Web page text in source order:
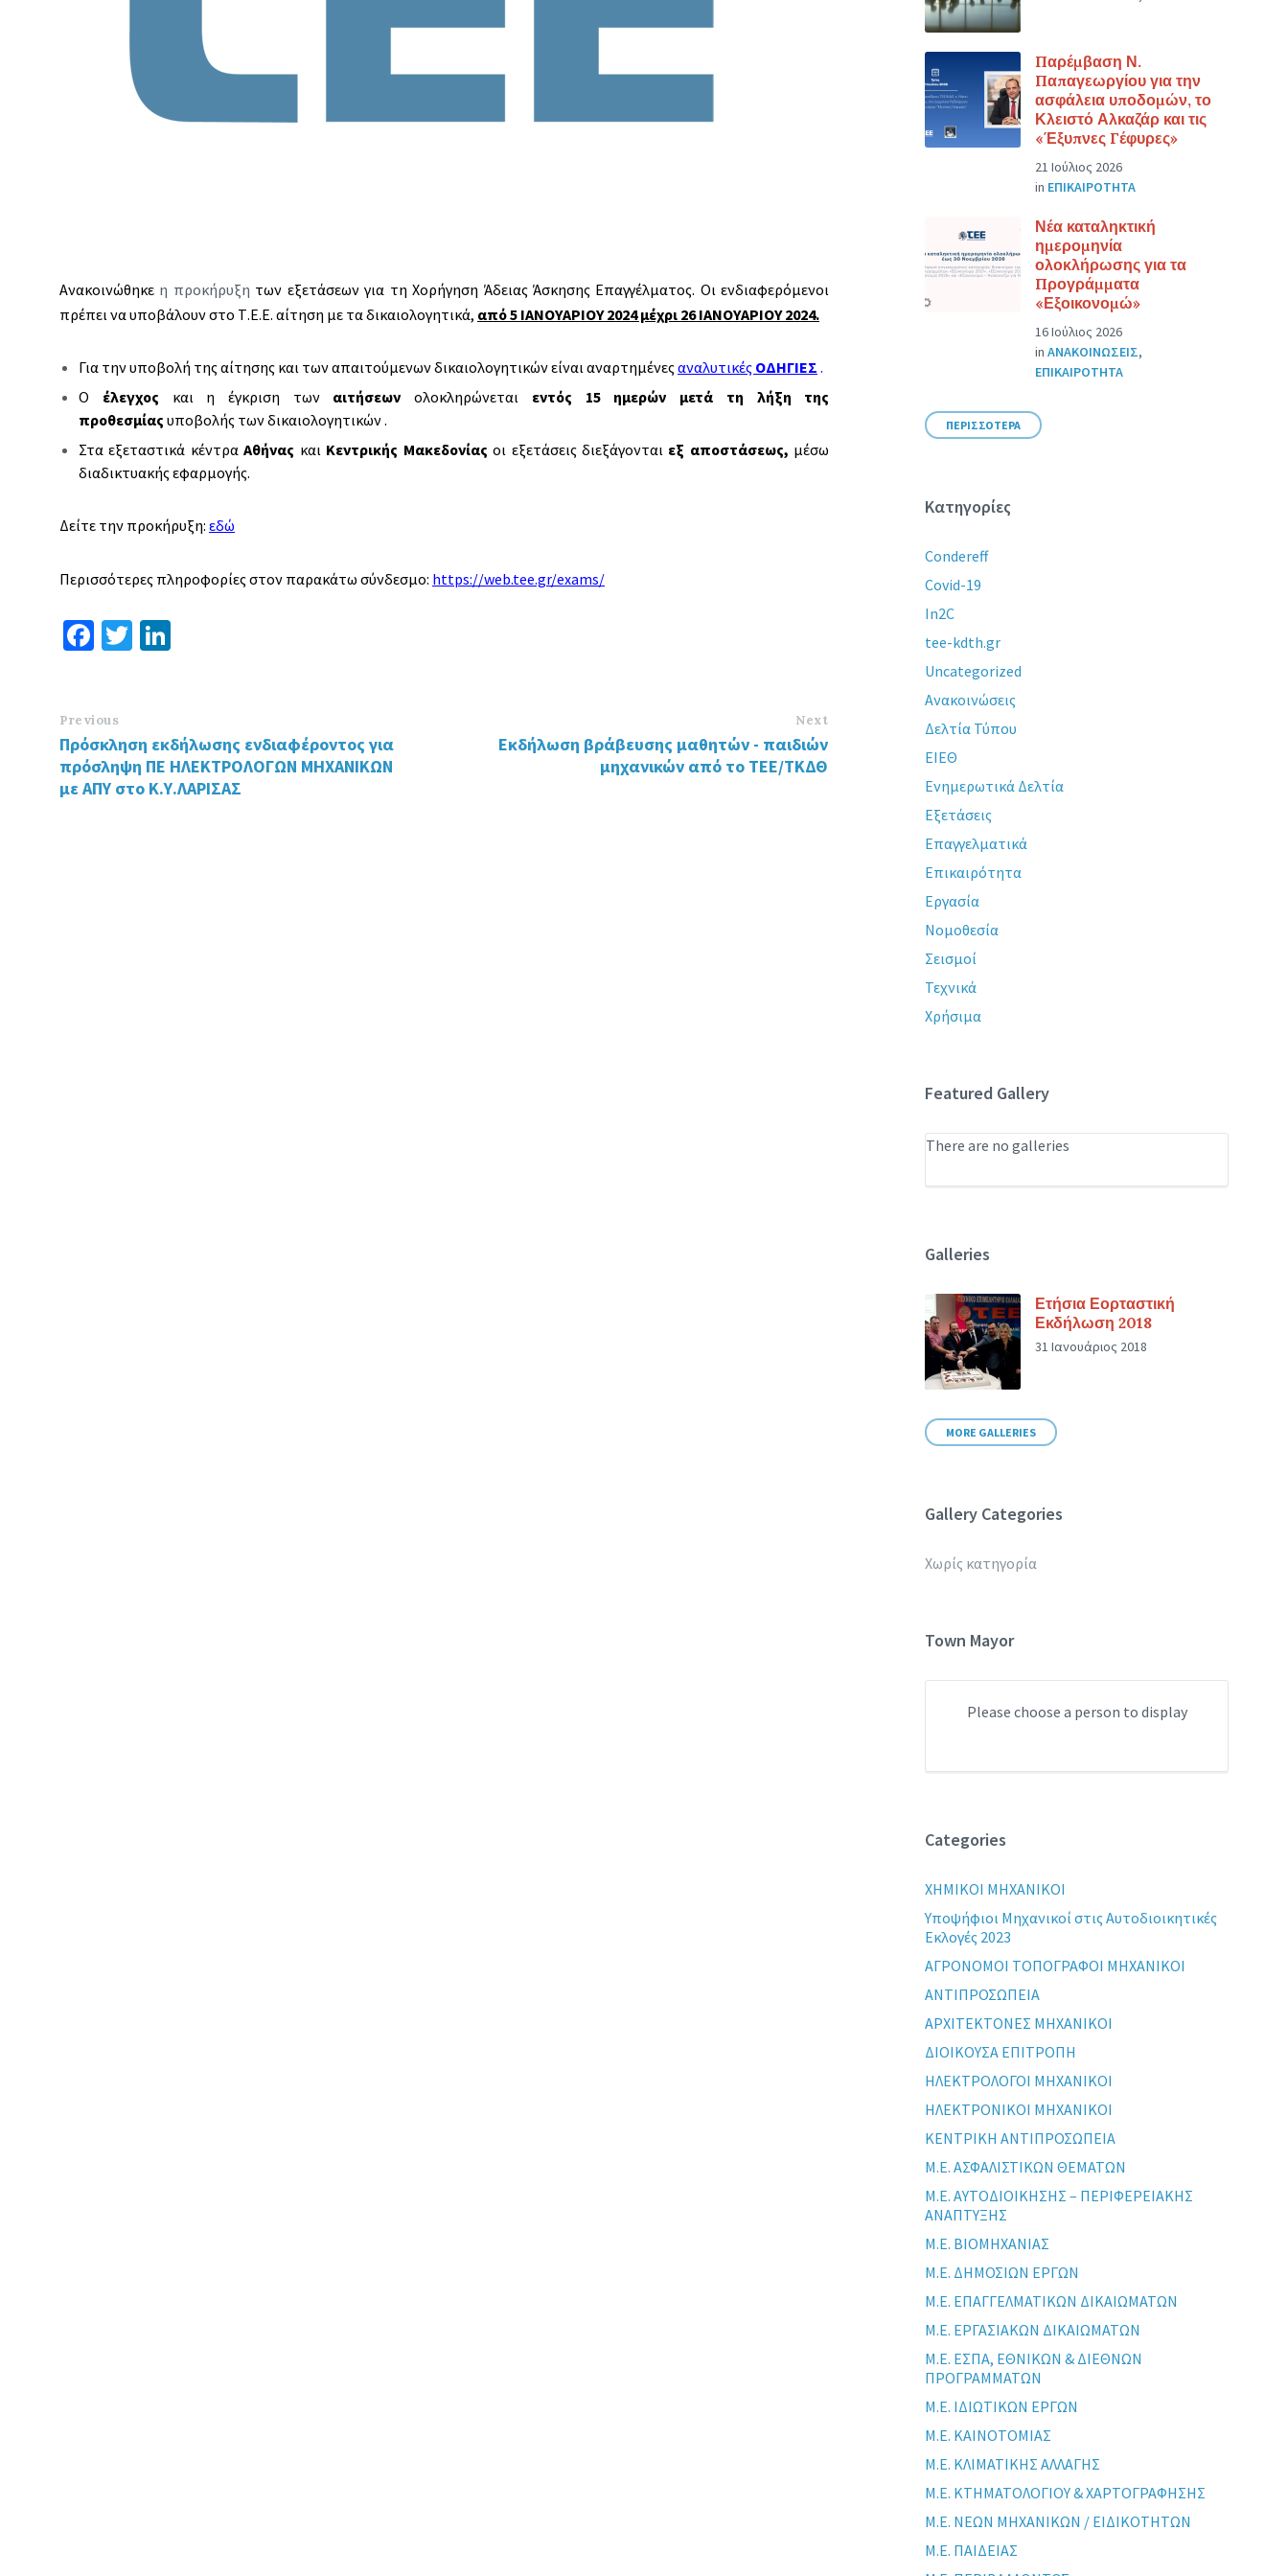
Ανακοινώθηκε η προκήρυξη των εξετάσεων για τη Χορήγηση Άδειας Άσκησης Επαγγέλματος. Οι ενδιαφερόμενοι
πρέπει να υποβάλουν στο Τ.Ε.Ε. αίτηση με τα δικαιολογητικά, από 5 ΙΑΝΟΥΑΡΙΟΥ 2024 μέχρι 26 ΙΑΝΟΥΑΡΙΟΥ 2024.
Για την υποβολή της αίτησης και των απαιτούμενων δικαιολογητικών είναι αναρτημένεςαναλυτικές ΟΔΗΓΙΕΣ .
Ο έλεγχος και η έγκριση των αιτήσεωνολοκληρώνεται εντός 15 ημερών μετά τη λήξη της
προθεσμίας υποβολής των δικαιολογητικών .
Στα εξεταστικά κέντραΑθήνας και Κεντρικής Μακεδονίας οι εξετάσεις διεξάγονται εξ αποστάσεως, μέσω
διαδικτυακής εφαρμογής.
Δείτε την προκήρυξη: εδώ
Περισσότερες πληροφορίες στον παρακάτω σύνδεσμο: https://web.tee.gr/exams/
Fa
o
o
k
T
dI
n
Previous
Πρόσκληση εκδήλωσης ενδιαφέροντος για
πρόσληψη ΠΕ ΗΛΕΚΤΡΟΛΟΓΩΝ ΜΗΧΑΝΙΚΩΝ
με ΑΠΥ στο Κ.Υ.ΛΑΡΙΣΑΣ
Next
Εκδήλωση βράβευσης μαθητών - παιδιών
μηχανικών από το ΤΕΕ/ΤΚΔΘ
Παρέμβαση Ν.
Παπαγεωργίου για την
ασφάλεια υποδομών, το
Κλειστό Αλκαζάρ και τις
«Έξυπνες Γέφυρες»
21 Ιούλιος 2026
in ΕΠΙΚΑΙΡΟΤΗΤΑ
Νέα καταληκτική
ημερομηνία
ολοκλήρωσης για τα
Προγράμματα
«Εξοικονομώ»
16 Ιούλιος 2026
inΑΝΑΚΟΙΝΩΣΕΙΣ,
ΕΠΙΚΑΙΡΟΤΗΤΑ
ΠΕΡΙΣΣΟΤΕΡΑ
Κατηγορίες
Condereff
Covid-19
In2C
tee-kdth.gr
Uncategorized
Ανακοινώσεις
Δελτία Τύπου
ΕΙΕΘ
Ενημερωτικά Δελτία
Εξετάσεις
Επαγγελματικά
Επικαιρότητα
Εργασία
Νομοθεσία
Σεισμοί
Τεχνικά
Χρήσιμα
Featured Gallery
There are no galleries
Galleries
Ετήσια Εορταστική
Εκδήλωση 2018
31 Ιανουάριος 2018
MORE GALLERIES
Gallery Categories
Χωρίς κατηγορία
Town Mayor
Please choose a person to display
Categories
XHMIKOI MHXANIKOI
Yποψήφιοι Μηχανικοί στις Αυτοδιοικητικές
Εκλογές 2023
ΑΓΡΟΝΟΜΟΙ ΤΟΠΟΓΡΑΦΟΙ ΜΗΧΑΝΙΚΟΙ
ΑΝΤΙΠΡΟΣΩΠΕΙΑ
ΑΡΧΙΤΕΚΤΟΝΕΣ ΜΗΧΑΝΙΚΟΙ
ΔΙΟΙΚΟΥΣΑ ΕΠΙΤΡΟΠΗ
ΗΛΕΚΤΡΟΛΟΓΟΙ ΜΗΧΑΝΙΚΟΙ
ΗΛΕΚΤΡΟΝΙΚΟΙ ΜΗΧΑΝΙΚΟΙ
ΚΕΝΤΡΙΚΗ ΑΝΤΙΠΡΟΣΩΠΕΙΑ
Μ.Ε. ΑΣΦΑΛΙΣΤΙΚΩΝ ΘΕΜΑΤΩΝ
Μ.Ε. ΑΥΤΟΔΙΟΙΚΗΣΗΣ – ΠΕΡΙΦΕΡΕΙΑΚΗΣ
ΑΝΑΠΤΥΞΗΣ
Μ.Ε. ΒΙΟΜΗΧΑΝΙΑΣ
Μ.Ε. ΔΗΜΟΣΙΩΝ ΕΡΓΩΝ
Μ.Ε. ΕΠΑΓΓΕΛΜΑΤΙΚΩΝ ΔΙΚΑΙΩΜΑΤΩΝ
Μ.Ε. ΕΡΓΑΣΙΑΚΩΝ ΔΙΚΑΙΩΜΑΤΩΝ
Μ.Ε. ΕΣΠΑ, ΕΘΝΙΚΩΝ & ΔΙΕΘΝΩΝ
ΠΡΟΓΡΑΜΜΑΤΩΝ
Μ.Ε. ΙΔΙΩΤΙΚΩΝ ΕΡΓΩΝ
Μ.Ε. ΚΑΙΝΟΤΟΜΙΑΣ
Μ.Ε. ΚΛΙΜΑΤΙΚΗΣ ΑΛΛΑΓΗΣ
Μ.Ε. ΚΤΗΜΑΤΟΛΟΓΙΟΥ & ΧΑΡΤΟΓΡΑΦΗΣΗΣ
Μ.Ε. ΝΕΩΝ ΜΗΧΑΝΙΚΩΝ / ΕΙΔΙΚΟΤΗΤΩΝ
Μ.Ε. ΠΑΙΔΕΙΑΣ